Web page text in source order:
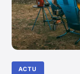
ACTU